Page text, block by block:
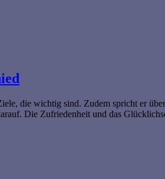
die wichtig sind. Zudem spricht er
Die Zufriedenheit und das